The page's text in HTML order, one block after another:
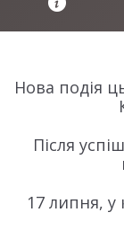
Нова подія
Після
17 липня,